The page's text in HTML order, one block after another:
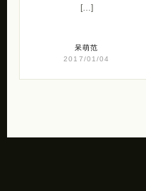
[…]
呆萌范
2017/01/04